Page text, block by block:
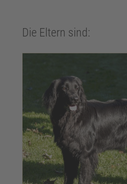
Die Eltern sind: